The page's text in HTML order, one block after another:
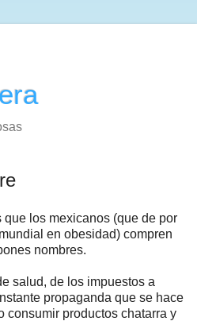
los mexicanos (que de por
en obesidad) compren
nombres.
salud, de los impuestos a
propaganda que se hace
consumir productos chatarra y